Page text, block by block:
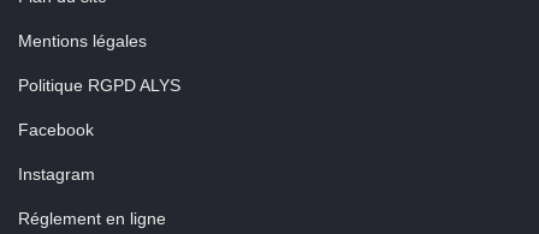
Mentions légales
Politique RGPD ALYS
Facebook
Instagram
Réglement en ligne